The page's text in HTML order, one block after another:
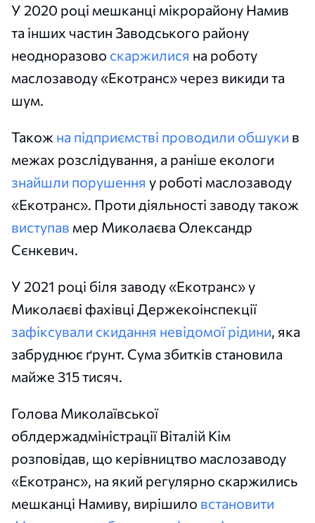
У 2020 році мешканці мікрорайону Намив
та інших частин Заводського району
неодноразово скаржилися на роботу
маслозаводу «Екотранс» через викиди та
шум.
Також на підприємстві проводили обшуки в
межах розслідування, а раніше екологи
знайшли порушення у роботі маслозаводу
«Екотранс». Проти діяльності заводу також
виступав мер Миколаєва Олександр
Сєнкевич.
У 2021 році біля заводу «Екотранс» у
Миколаєві фахівці Держекоінспекції
зафіксували скидання невідомої рідини, яка
забруднює ґрунт. Сума збитків становила
майже 315 тисяч.
Голова Миколаївської
облдержадміністрації Віталій Кім
розповідав, що керівництво маслозаводу
«Екотранс», на який регулярно скаржились
мешканці Намиву, вирішило встановити